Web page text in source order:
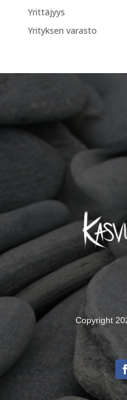
Yrittäjyys
Yrityksen varasto
Copyright